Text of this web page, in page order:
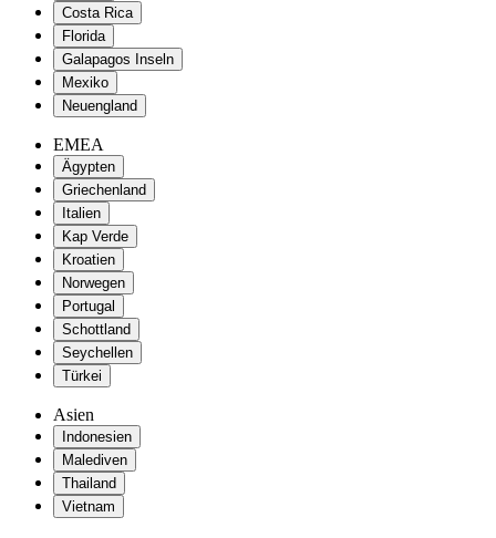
Costa Rica
Florida
Galapagos Inseln
Mexiko
Neuengland
EMEA
Ägypten
Griechenland
Italien
Kap Verde
Kroatien
Norwegen
Portugal
Schottland
Seychellen
Türkei
Asien
Indonesien
Malediven
Thailand
Vietnam